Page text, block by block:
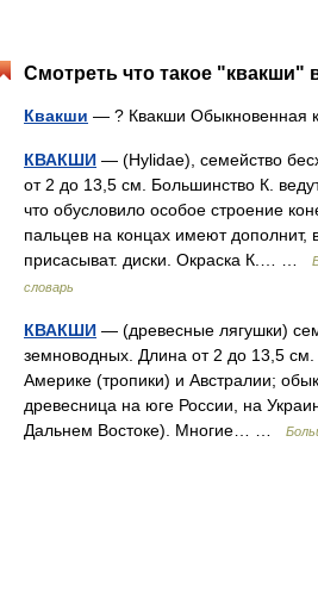
Смотреть что такое "квакши"
Квакши — ? Квакши Обыкновенная
КВАКШИ — (Hylidae), семейство
от 2 до 13,5 см. Большинство К.
что обусловило особое строение
пальцев на концах имеют дополнит,
присасыват. диски. Окраска К.… …
словарь
КВАКШИ — (древесные лягушки)
земноводных. Длина от 2 до 13,5 см.
Америке (тропики) и Австралии;
древесница на юге России, на
Дальнем Востоке). Многие… …